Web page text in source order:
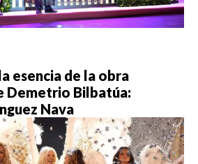
esencia de la obra
Demetrio Bilbatúa:
Nava